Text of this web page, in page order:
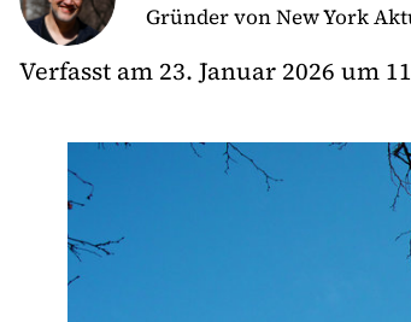
Gründer von New York
Verfasst am 23. Januar 2026 um